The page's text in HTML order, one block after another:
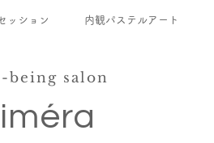
ッション 内観パステルアート
being salon